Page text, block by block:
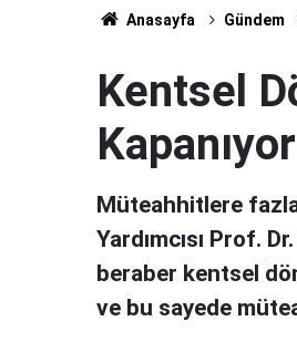
Anasayfa Gündem
Kentsel
Kapanıyor
Müteahhitlere
Yardımcısı Prof.
beraber kentsel
ve bu sayede